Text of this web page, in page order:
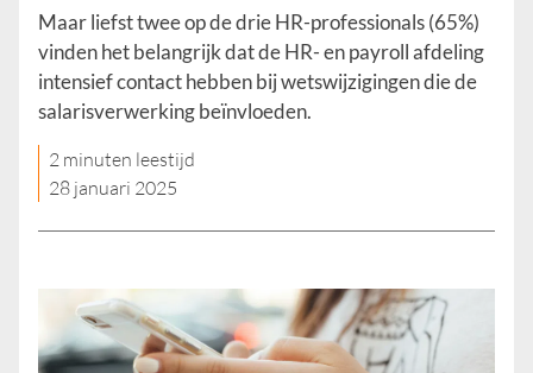
Maar liefst twee op de drie HR-professionals (65%)
vinden het belangrijk dat de HR- en payroll afdeling
intensief contact hebben bij wetswijzigingen die de
salarisverwerking beïnvloeden.
2 minuten leestijd
28 januari 2025